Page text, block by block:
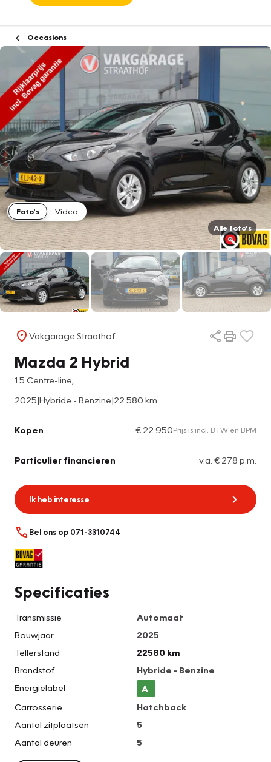
Occasions
Foto's
Video
Alle foto's
Vakgarage Straathof
Mazda 2 Hybrid
1.5 Centre-line,
2025|Hybride - Benzine|22.580 km
Kopen € 22.950Prijs is incl. BTW en BPM
Particulier financieren v.a. € 278 p.m.
Ik heb interesse
Bel ons op 071-3310744
Specificaties
Transmissie
Automaat
Bouwjaar
2025
Tellerstand
22580 km
Brandstof
Hybride - Benzine
Energielabel
A
Carrosserie
Hatchback
Aantal zitplaatsen
5
Aantal deuren
5